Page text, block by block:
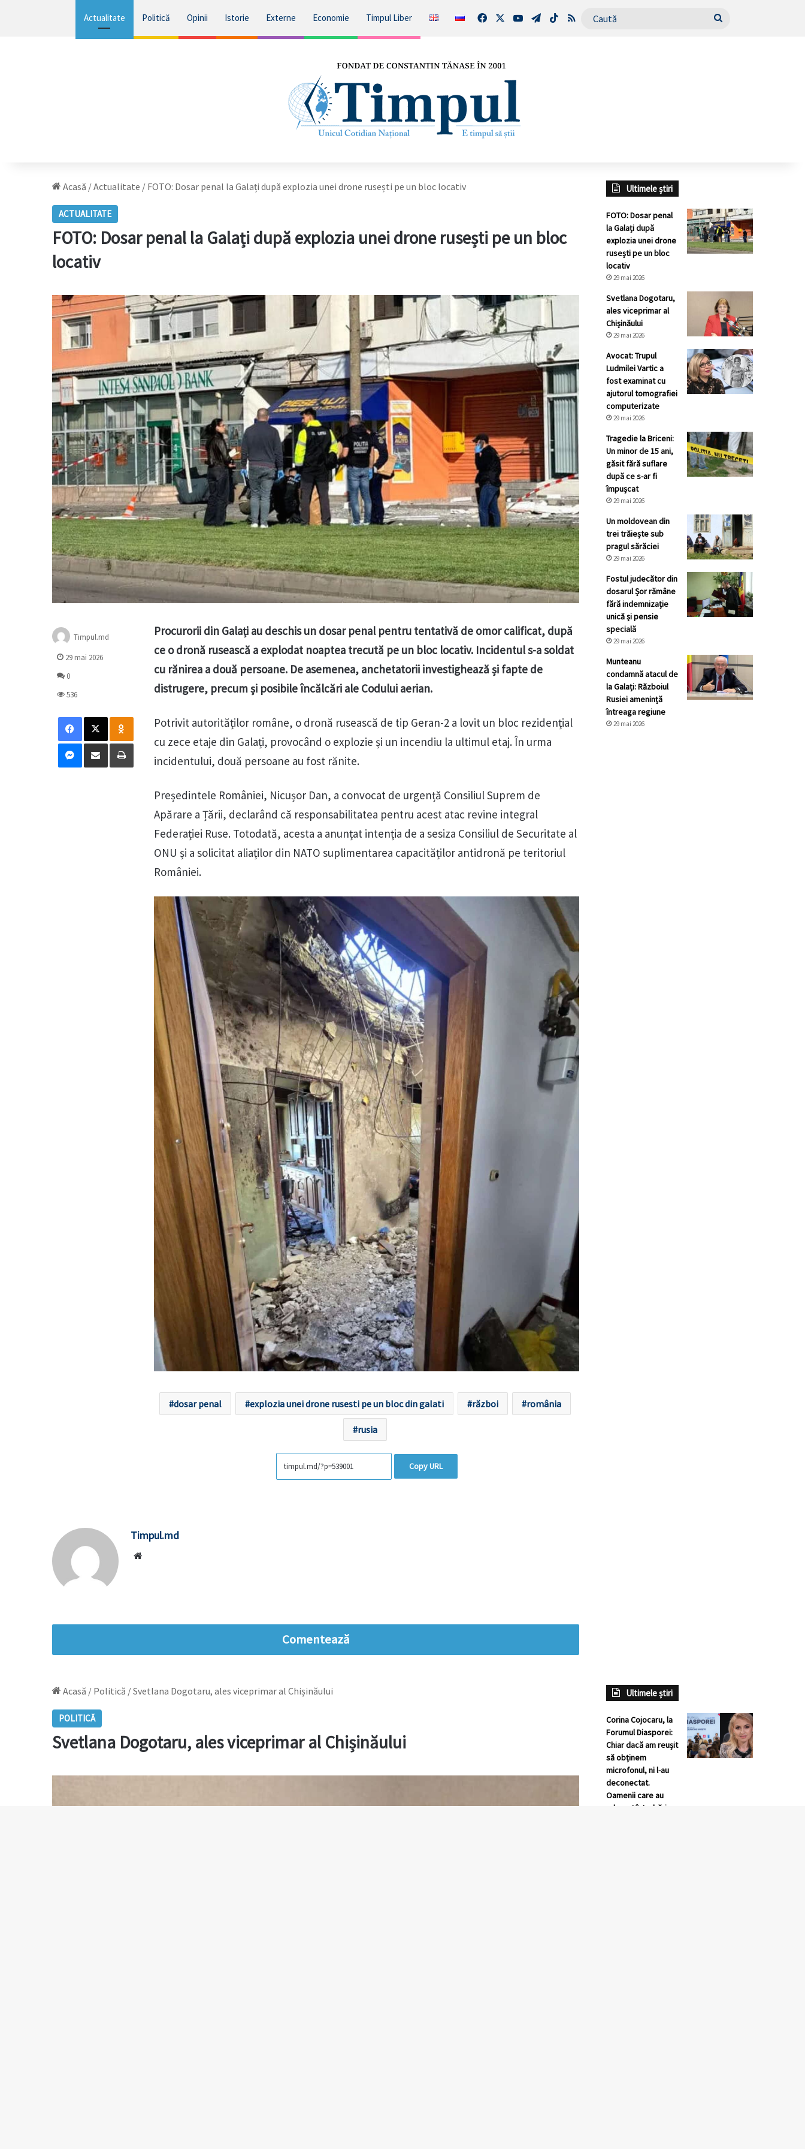
Actualitate Politică Opinii Istorie Externe Economie Timpul Liber FacebookYouTubeTelegram
TikTokRSS Caută
Acasă /Actualitate / FOTO: Dosar penal la Galați după explozia unei drone rusești pe un bloc locativ
ACTUALITATE
FOTO: Dosar penal la Galați după explozia unei drone rusești pe un bloc
locativ
Procurorii din Galați au deschis un dosar penal pentru tentativă de omor calificat, după
ce o dronă rusească a explodat noaptea trecută pe un bloc locativ. Incidentul s-a soldat
cu rănirea a două persoane. De asemenea, anchetatorii investighează și fapte de
distrugere, precum și posibile încălcări ale Codului aerian.
Potrivit autorităților române, o dronă rusească de tip Geran-2 a lovit un bloc rezidențial
cu zece etaje din Galați, provocând o explozie și un incendiu la ultimul etaj. În urma
incidentului, două persoane au fost rănite.
Președintele României, Nicușor Dan, a convocat de urgență Consiliul Suprem de
Apărare a Țării, declarând că responsabilitatea pentru acest atac revine integral
Federației Ruse. Totodată, acesta a anunțat intenția de a sesiza Consiliul de Securitate al
ONU și a solicitat aliaților din NATO suplimentarea capacităților antidronă pe teritoriul
României.
dosar penal explozia unei drone rusesti pe un bloc din galati război românia
rusia
Copy URL
Timpul.md
29 mai 2026
0
536
Facebook
X Odnoklassniki
Messenger
Distribuie prin mail Tipărește
Timpul.md
Comentează
Ultimele știri
FOTO: Dosar penal
la Galați după
explozia unei drone
rusești pe un bloc
locativ
29 mai 2026
Svetlana Dogotaru,
ales viceprimar al
Chișinăului
29 mai 2026
Avocat: Trupul
Ludmilei Vartic a
fost examinat cu
ajutorul tomografiei
computerizate
29 mai 2026
Tragedie la Briceni:
Un minor de 15 ani,
găsit fără suflare
după ce s-ar fi
împușcat
29 mai 2026
Un moldovean din
trei trăiește sub
pragul sărăciei
29 mai 2026
Fostul judecător din
dosarul Șor rămâne
fără indemnizație
unică și pensie
specială
29 mai 2026
Munteanu
condamnă atacul de
la Galați: Războiul
Rusiei amenință
întreaga regiune
29 mai 2026